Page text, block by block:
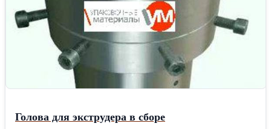
Голова для экструдера в сборе